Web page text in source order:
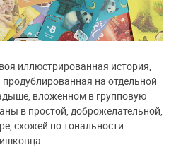
иллюстрированная история,
на отдельной
вложенном в групповую
в простой, доброжелательной,
схожей по тональности